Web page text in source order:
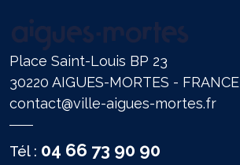
Place Saint-Louis BP 23
30220 AIGUES-MORTES - FRANCE
contact@ville-aigues-mortes.fr
Tél : 04 66 73 90 90